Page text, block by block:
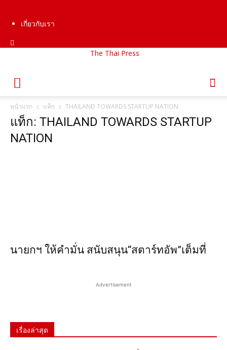
เกี่ยวกับเรา
The Thai Press
หน้าแรก แท็ก THAILAND TOWARDS STARTUP NATION
แท็ก: THAILAND TOWARDS STARTUP
NATION
นายกฯ ให้คำมั่น สนับสนุน“สตาร์ทอัพ”เต็มที่
Advertisement
เรื่องล่าสุด